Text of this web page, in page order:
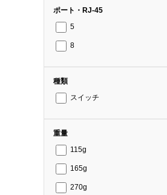
ポート・RJ-45
5
8
種類
スイッチ
重量
115g
165g
270g